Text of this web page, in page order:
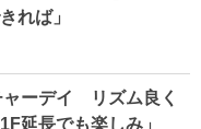
れば」
ャーデイ リズム良く
延長でも楽しみ」